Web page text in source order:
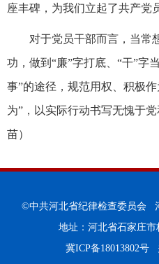
座丰碑，为我们立起了共产党
对于党员干部而言，当常
功，做到“廉”字打底、“干”字
事”的途径，规范用权、积极
为”，以实际行动书写无愧于
苗）
©中共河北省纪律检查委员会
地址：河北省石家庄
冀ICP备18013802号